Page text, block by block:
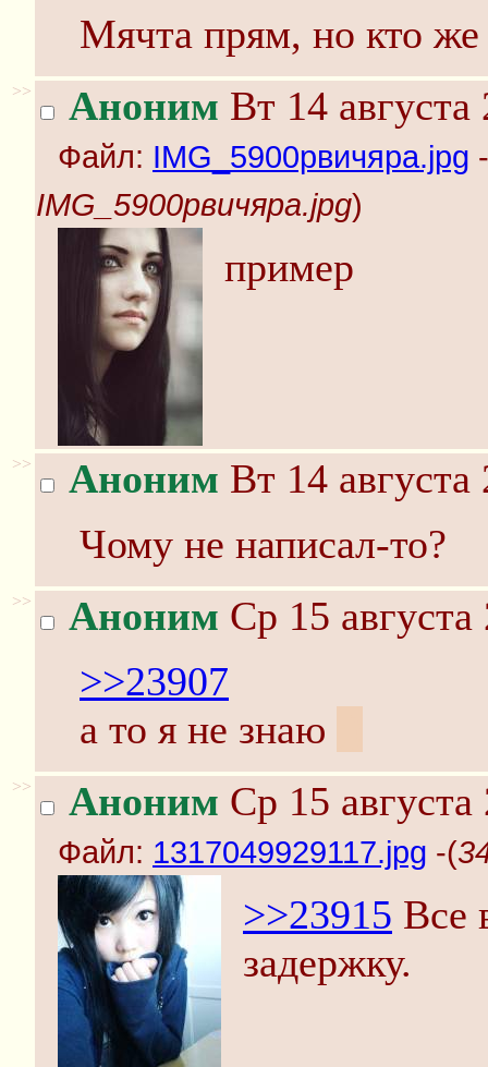
Мячта прям, но кто же
>> Аноним Вт 14
Файл: IMG_5900рвичяра.jpg
IMG_5900рвичяра.jpg)
пример
>> Аноним Вт 14
Чому не написал-то?
>> Аноним Ср 15
>>23907
а то я не знаю
>> Аноним Ср 15
Файл: 1317049929117.jpg -(
>>23915 Все
задержку.